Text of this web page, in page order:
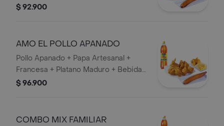
1,5 lts.
$ 92.900
AMO EL POLLO APANADO
Pollo Apanado + Papa Artesanal +
Francesa + Platano Maduro + Bebida
1,5 lts.
$ 96.900
COMBO MIX FAMILIAR